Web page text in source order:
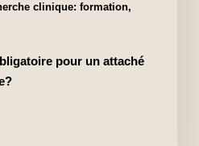
clinique: formation,
pour un attaché